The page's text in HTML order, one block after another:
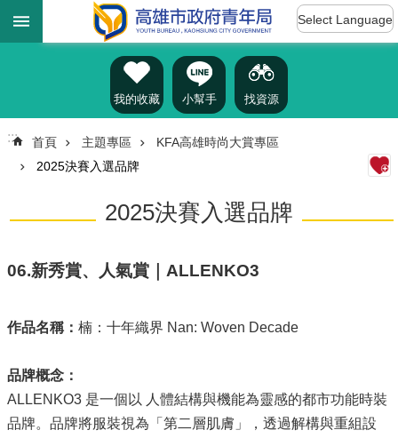
跳到主要內容區塊
訊
告
青
資
Select Language
我的收藏 小幫手 找資源
::: 首頁 主題專區
KFA高雄時尚大賞專區
2025決賽入選品牌
2025決賽入選品牌
06.新秀賞、人氣賞｜ALLENKO3
作品名稱： 楠：十年織界 Nan: Woven Decade
品牌概念：
ALLENKO3 是一個以 人體結構與機能為靈感的都市功能時裝
品牌。品牌將服裝視為「第二層肌膚」，透過解構與重組設